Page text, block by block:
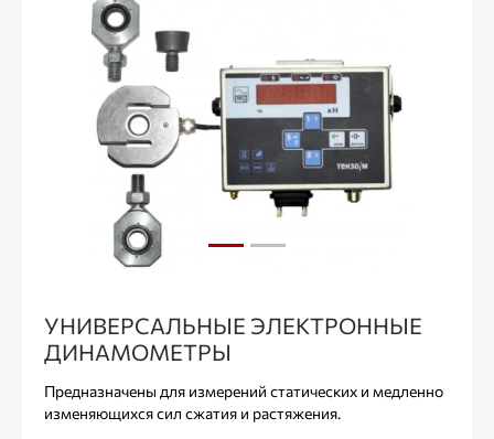
УНИВЕРСАЛЬНЫЕ ЭЛЕКТРОННЫЕ
ДИНАМОМЕТРЫ
Предназначены для измерений статических и медленно
изменяющихся сил сжатия и растяжения.